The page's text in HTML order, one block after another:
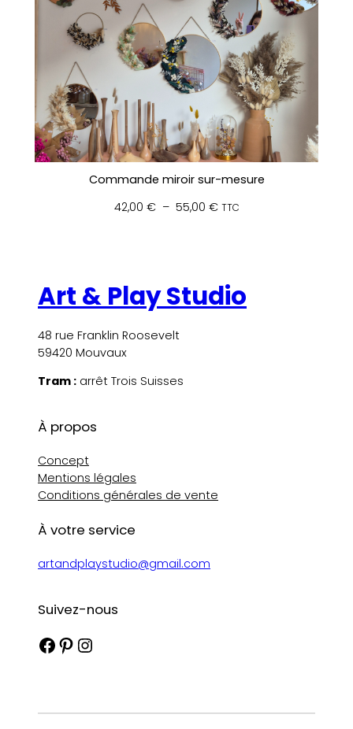
Commande miroir sur-mesure
42,00 € – 55,00 €Plage
55,00 €
TTC
Art & Play Studio
48 rue Franklin Roosevelt
59420 Mouvaux
Tram : arrêt Trois Suisses
À propos
Concept
Mentions légales
Conditions générales de vente
À votre service
artandplaystudio@gmail.com
Suivez-nous
Facebook Pinterest Instagram